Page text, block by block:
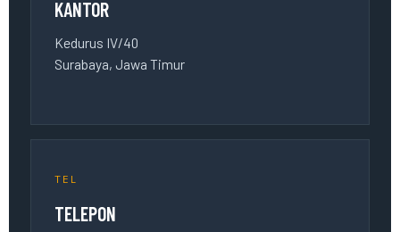
KANTOR
Kedurus IV/40
Surabaya, Jawa Timur
TEL
TELEPON